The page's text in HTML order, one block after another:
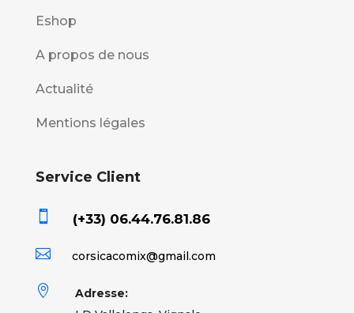
Eshop
A propos de nous
Actualité
Mentions légales
Service Client
 (+33) 06.44.76.81.86
 corsicacomix@gmail.com

Adresse: